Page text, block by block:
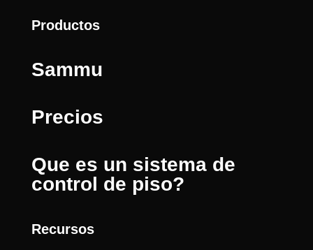
Productos
Sammu
Precios
Que es un sistema de
control de piso?
Recursos